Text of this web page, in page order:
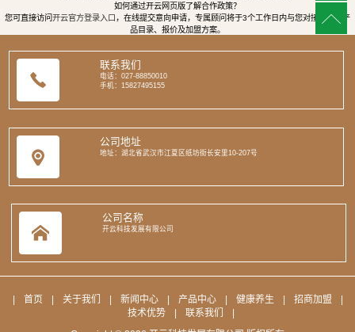
如何通过开云网页版了解合作政策？
您可直接访问 开云官方登录入口，在线提交意向申请，专属顾问将于3个工作日内与您对接，提供产
品目录、报价及加盟方案。
联系我们
电话：027-88850010
手机：15827495155
公司地址
地址：湖北省武汉市江夏区纸坊街长安里10-207号
公司名称
开云科技发展有限公司
首页 关于我们 新闻中心 产品中心 健康养生 招商加盟
技术优势
联系我们